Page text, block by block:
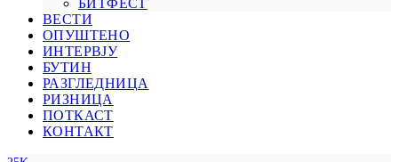
БИТФЕСТ
ВЕСТИ
ОПУШТЕНО
ИНТЕРВЈУ
БУТИН
РАЗГЛЕДНИЦА
РИЗНИЦА
ПОТКАСТ
КОНТАКТ